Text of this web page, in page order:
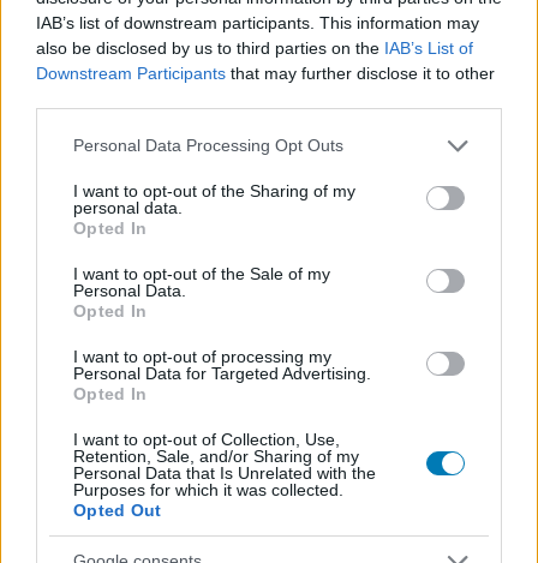
IAB’s list of downstream participants. This information may
also be disclosed by us to third parties on the IAB’s List of
Downstream Participants that may further disclose it to other
Please note that this website/app uses one or more Google
not limited to your visit or usage behaviour. You may click to
grant or deny consent to Google and its third-party tags to
use your data for below specified purposes in below Google
consent section.
Personal Data Processing Opt Outs
I want to opt-out of the Sharing of my
personal data.
Opted In
I want to opt-out of the Sale of my
Personal Data.
Opted In
I want to opt-out of processing my
Personal Data for Targeted Advertising.
Opted In
I want to opt-out of Collection, Use,
Retention, Sale, and/or Sharing of my
Personal Data that Is Unrelated with the
Purposes for which it was collected.
Opted Out
számára hamarosan remek ajánlat nyílik, legalábbis a
Japán játékosokra biztosan, de Európában is várható a
pack-ok érkezése. A konzolok mellé csomagolnak egy-
egyPro Evolution Soccer 2010-et (Japánban Winning
Eleven 2010), és fekete színben lesznek elérhetőek.
Pro Evolution Soccer 2010csomagok novemberben
érkeznek Japánba, s ahogy említettem, Európai
38,000 yen, azaz 420 dollár, azaz 77,000 forint. Érdekes,
hogy mindkét konzol ugyanannyiba kerül, illetve az Xbox
teljes az élmény.
SMASH by Meló-Diák: Homok, zene és a nyár legjobb
hangulata – Jön a második forduló! (X)